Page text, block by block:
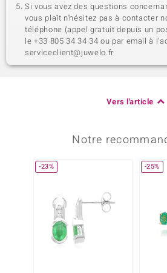
Si vous avez des questions
vous plaît n'hésitez pas à contacter
téléphone (appel gratuit depuis un
le +33 805 34 34 34 ou par email à
serviceclient@juwelo.fr
Vers l'article
Notre
-23% -25%